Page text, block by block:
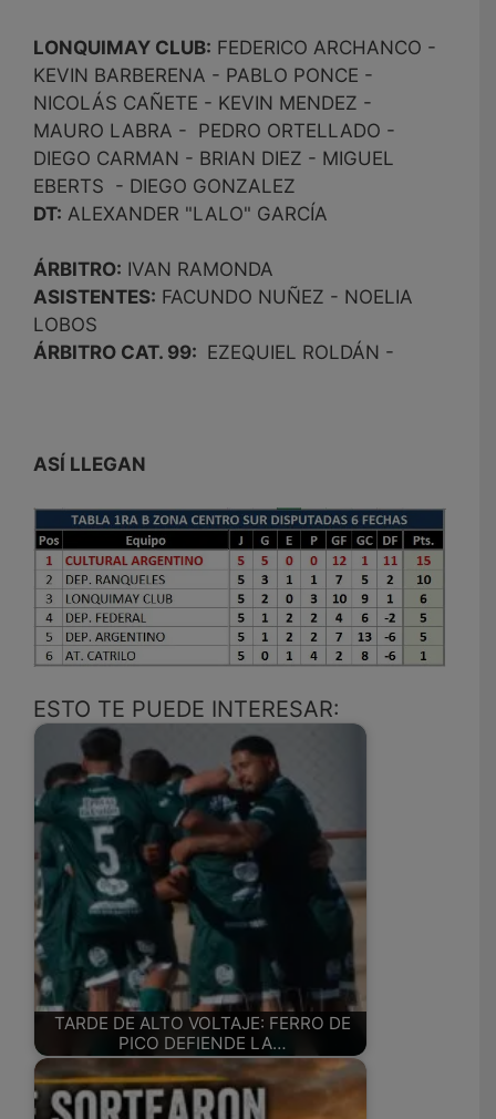
LONQUIMAY CLUB: FEDERICO ARCHANCO -
KEVIN BARBERENA - PABLO PONCE -
NICOLÁS CAÑETE - KEVIN MENDEZ -
MAURO LABRA - PEDRO ORTELLADO -
DIEGO CARMAN - BRIAN DIEZ - MIGUEL
EBERTS - DIEGO GONZALEZ
DT: ALEXANDER "LALO" GARCÍA
ÁRBITRO: IVAN RAMONDA
ASISTENTES: FACUNDO NUÑEZ - NOELIA
LOBOS
ÁRBITRO CAT. 99: EZEQUIEL ROLDÁN -
ASÍ LLEGAN
ESTO TE PUEDE INTERESAR:
TARDE DE ALTO VOLTAJE: FERRO DE
PICO DEFIENDE LA…